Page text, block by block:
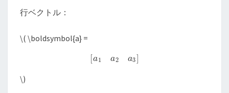
行ベクトル：
\( \boldsymbol{a} =
a ]
\)